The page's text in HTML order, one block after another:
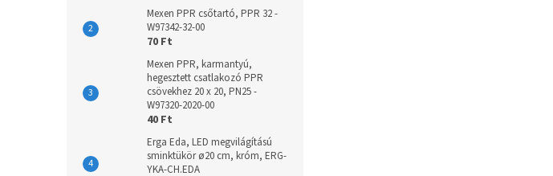
Mexen PPR csőtartó, PPR 32 -
W97342-32-00
70 Ft
Mexen PPR, karmantyú,
hegesztett csatlakozó PPR
csövekhez 20 x 20, PN25 -
W97320-2020-00
40 Ft
Erga Eda, LED megvilágítású
sminktükör ø20 cm, króm, ERG-
YKA-CH.EDA